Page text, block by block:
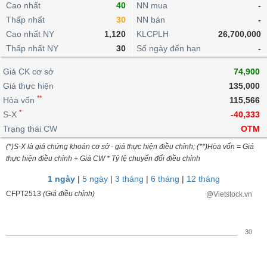
lỗ
Giao
nội
bộ
Niên
giám
Tài
liệu
cổ
đông
Định
giá
Nước
Tự
doanh
Top
cổ
phiếu
Bản
dịch
Chứng
quyền
Thống
kê
dịch
Định
Thống
dịch
Tin
tức
Phân
tích
kỹ
thuật
Bảng
trực
tuyến
lọc
cổ
phiếu
sánh
Báo
Vĩ
mô
lai
Chứng
quyền
Trái
phiếu
doanh
IR
Awards
Dịch
vụ
Cao nhất
40
Thấp nhất
30
Cao nhất NY
1,120
Thấp nhất NY
30
NN mua
-
NN bán
-
KLCPLH
26,700,000
Số ngày đến hạn
-
Giá CK cơ sở
74,900
Giá thực hiện
135,000
Hòa vốn **
115,566
S-X *
-40,333
Trạng thái CW
OTM
(*)S-X là giá chứng khoán cơ sở - giá thực hiện điều chỉnh; (**)Hòa vốn = Giá
thực hiện điều chỉnh + Giá CW * Tỷ lệ chuyển đổi điều chỉnh
1 ngày| 5 ngày| 3 tháng | 6 tháng | 12 tháng
CFPT2513 (Giá điều chỉnh) @Vietstock.vn
30
BẤT
ĐỘNG
SẢN
TÀI
CHÍNH
HÀNG
HÓA
KINH